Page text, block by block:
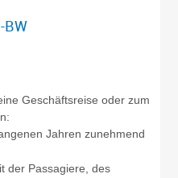
BW
Geschäftsreise oder zum
Jahren zunehmend
der Passagiere, des